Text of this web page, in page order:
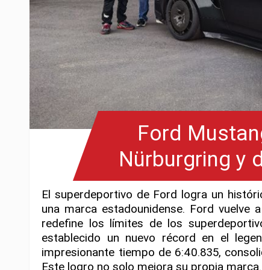
Ford
Nürburgring y
El superdeportivo de Ford logra un
una marca estadounidense. Ford
redefine los límites de los
establecido un nuevo récord en el
impresionante tiempo de 6:40.835,
Este logro no solo mejora su propia